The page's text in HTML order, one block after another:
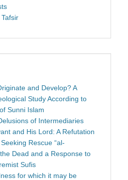
and Develop? A
Study According to
Sunni Islam
of Intermediaries
and His Lord: A Refutation
Rescue “al-
Dead and a Response to
Sufis
for which it may be